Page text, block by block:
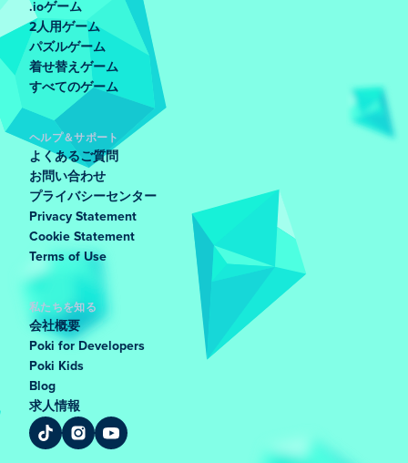
.ioゲーム
2人用ゲーム
パズルゲーム
着せ替えゲーム
すべてのゲーム
ヘルプ＆サポート
よくあるご質問
お問い合わせ
プライバシーセンター
Privacy Statement
Cookie Statement
Terms of Use
私たちを知る
会社概要
Poki for Developers
Poki Kids
Blog
求人情報